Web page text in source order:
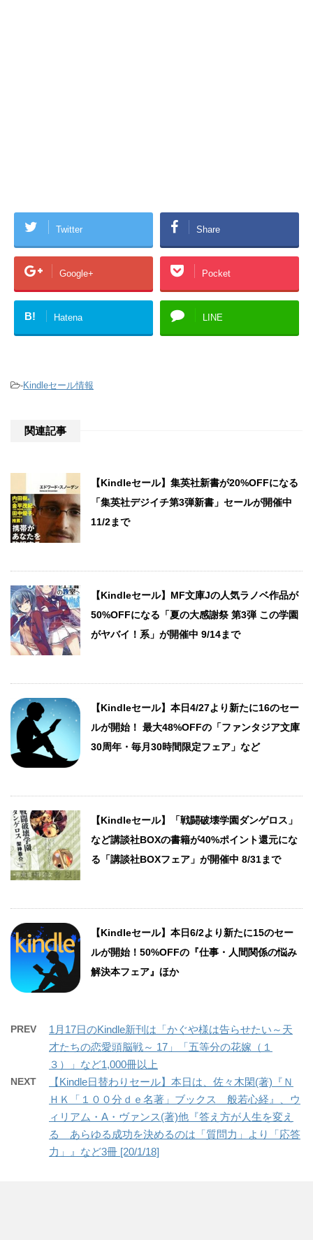
Twitter Share
Google+ Pocket
B! Hatena LINE
-Kindleセール情報
関連記事
【Kindleセール】集英社新書が20%OFFになる
「集英社デジイチ第3弾新書」セールが開催中
11/2まで
【Kindleセール】MF文庫Jの人気ラノベ作品が
50%OFFになる「夏の大感謝祭 第3弾 この学園
がヤバイ！系」が開催中 9/14まで
【Kindleセール】本日4/27より新たに16のセー
ルが開始！ 最大48%OFFの「ファンタジア文庫
30周年・毎月30時間限定フェア」など
【Kindleセール】「戦闘破壊学園ダンゲロス」
など講談社BOXの書籍が40%ポイント還元にな
る「講談社BOXフェア」が開催中 8/31まで
【Kindleセール】本日6/2より新たに15のセー
ルが開始！50%OFFの『仕事・人間関係の悩み
解決本フェア』ほか
PREV
1月17日のKindle新刊は「かぐや様は告らせたい～天
才たちの恋愛頭脳戦～ 17」「五等分の花嫁（１
３）」など1,000冊以上
NEXT
【Kindle日替わりセール】本日は、佐々木閑(著)『Ｎ
ＨＫ「１００分ｄｅ名著」ブックス 般若心経』、ウ
ィリアム・A・ヴァンス(著)他『答え方が人生を変え
る あらゆる成功を決めるのは「質問力」より「応答
力」』など3冊 [20/1/18]